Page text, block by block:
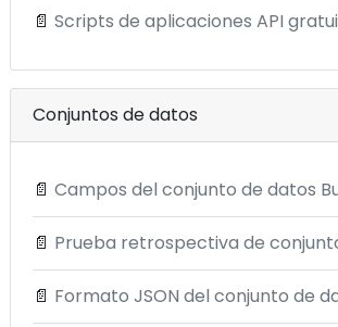
📄 Scripts de aplicaciones API
Conjuntos de datos
📄 Campos del conjunto de datos
📄 Prueba retrospectiva de
📄 Formato JSON del conjunto de